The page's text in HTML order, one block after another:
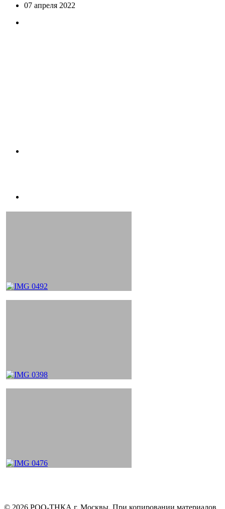
07 апреля 2022
© 2026 РОО-ТНКА г. Москвы. При копировании материалов